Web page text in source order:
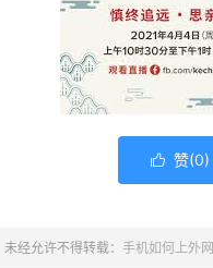
 赞(0)
未经允许不得转载： 手机如何上外网